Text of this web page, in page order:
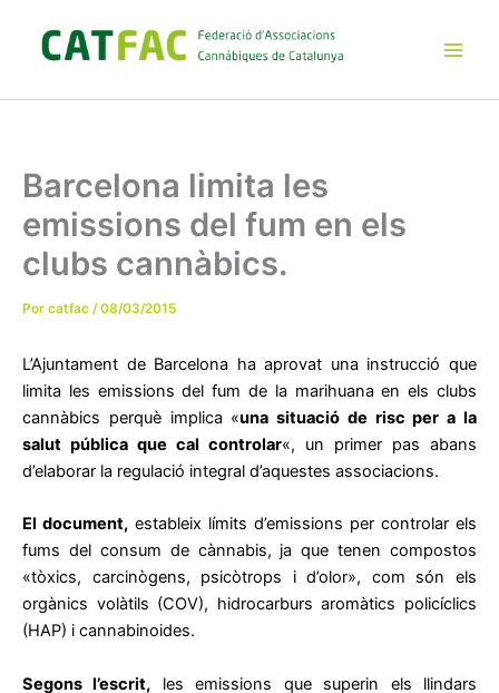
contenido
Barcelona limita les
emissions del fum en els
clubs cannàbics.
Por catfac /08/03/2015
L’Ajuntament de Barcelona ha aprovat una instrucció que
limita les emissions del fum de la marihuana en els clubs
cannàbics perquè implica «una situació de risc per a la
salut pública que cal controlar«, un primer pas abans
d’elaborar la regulació integral d’aquestes associacions.
El document, estableix límits d’emissions per controlar els
fums del consum de cànnabis, ja que tenen compostos
«tòxics, carcinògens, psicòtrops i d’olor», com són els
orgànics volàtils (COV), hidrocarburs aromàtics policíclics
(HAP) i cannabinoides.
Segons l’escrit, les emissions que superin els llindars